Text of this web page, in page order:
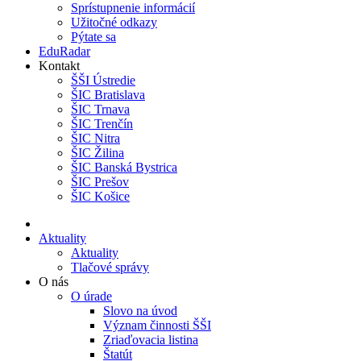
Sprístupnenie informácií
Užitočné odkazy
Pýtate sa
EduRadar
Kontakt
ŠŠI Ústredie
ŠIC Bratislava
ŠIC Trnava
ŠIC Trenčín
ŠIC Nitra
ŠIC Žilina
ŠIC Banská Bystrica
ŠIC Prešov
ŠIC Košice
Aktuality
Aktuality
Tlačové správy
O nás
O úrade
Slovo na úvod
Význam činnosti ŠŠI
Zriaďovacia listina
Štatút